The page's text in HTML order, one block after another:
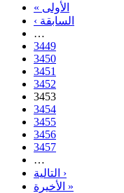
« الأولى
‹ السابقة
…
3449
3450
3451
3452
3453
3454
3455
3456
3457
…
التالية ›
الأخيرة »